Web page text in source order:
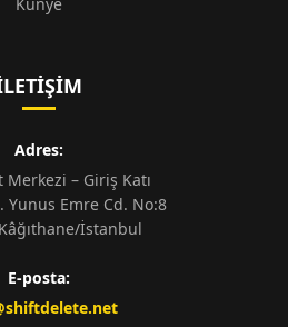
Adres:
– Giriş Katı
Yunus Emre Cd. No:8
İstanbul
E-posta: